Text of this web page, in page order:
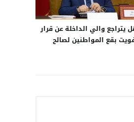
يتراجع والي الداخلة عن قرار
بقع المواطنين لصالح